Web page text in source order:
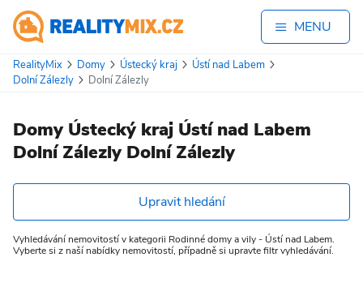
MENU
RealityMix Domy Ústecký kraj
Ústí nad Labem
Dolní Zálezly
Dolní Zálezly
Domy Ústecký kraj Ústí nad Labem
Dolní Zálezly Dolní Zálezly
Upravit hledání
Vyhledávání nemovitostí v kategorii Rodinné domy a vily - Ústí nad Labem.
Vyberte si z naší nabídky nemovitostí, případně si upravte filtr vyhledávání.